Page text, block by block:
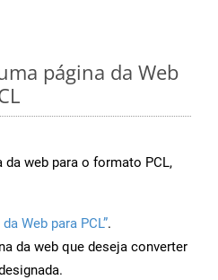
página da Web
da web para o formato PCL,
Web para PCL”.
da web que deseja converter